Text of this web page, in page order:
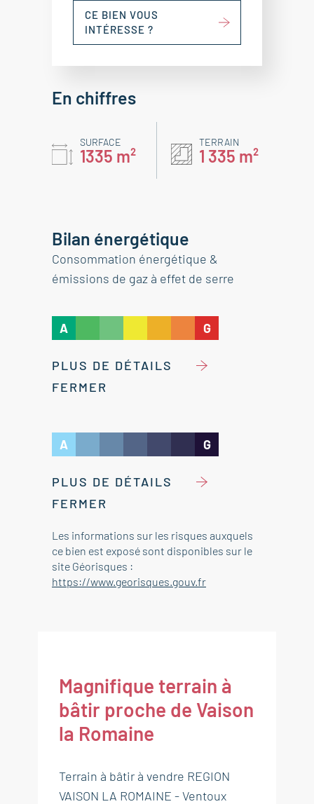
CE BIEN VOUS
INTÉRESSE ?
En chiffres
SURFACE
1335 m²
TERRAIN
1 335 m²
Bilan énergétique
Consommation énergétique &
émissions de gaz à effet de serre
A G
PLUS DE DÉTAILS
FERMER
A G
PLUS DE DÉTAILS
FERMER
Les informations sur les risques auxquels
ce bien est exposé sont disponibles sur le
site Géorisques :
https://www.georisques.gouv.fr
Magnifique terrain à
bâtir proche de Vaison
la Romaine
Terrain à bâtir à vendre REGION
VAISON LA ROMAINE - Ventoux